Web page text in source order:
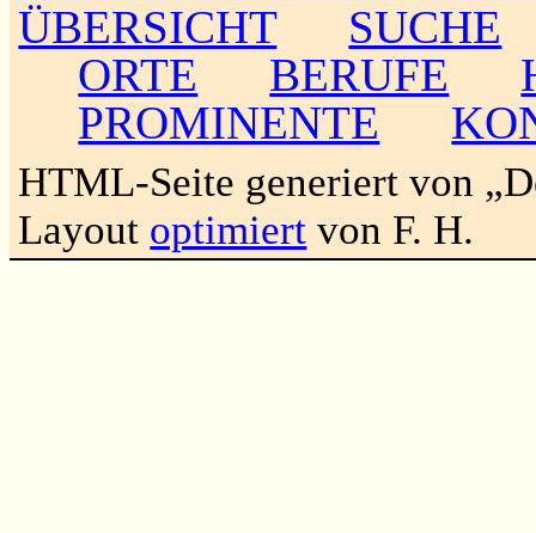
ÜBERSICHT
SUCHE
ORTE
BERUFE
PROMINENTE
HTML-Seite generiert von
Layout optimiert von F. H.